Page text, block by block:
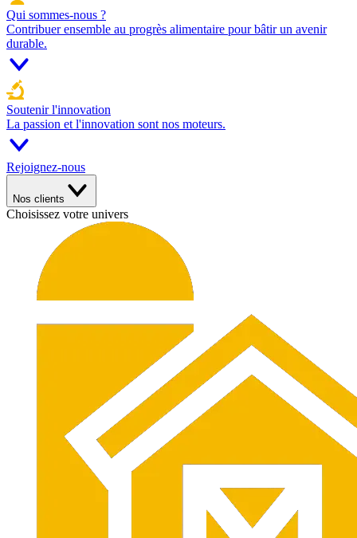
Qui sommes-nous ?
Contribuer ensemble au progrès alimentaire pour bâtir un avenir
durable.
Soutenir l'innovation
La passion et l'innovation sont nos moteurs.
Rejoignez-nous
Nos clients
Choisissez votre univers